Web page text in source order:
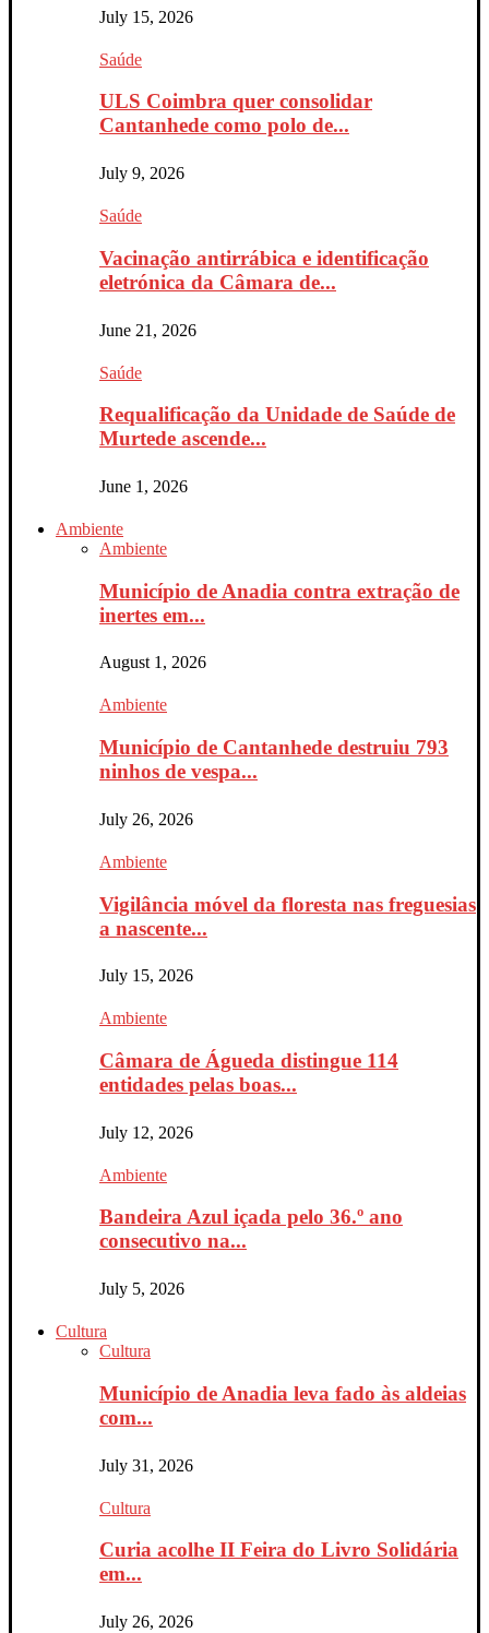
July 15, 2026
Saúde
ULS Coimbra quer consolidar
Cantanhede como polo de...
July 9, 2026
Saúde
Vacinação antirrábica e identificação
eletrónica da Câmara de...
June 21, 2026
Saúde
Requalificação da Unidade de Saúde de
Murtede ascende...
June 1, 2026
Ambiente
Ambiente
Município de Anadia contra extração de
inertes em...
August 1, 2026
Ambiente
Município de Cantanhede destruiu 793
ninhos de vespa...
July 26, 2026
Ambiente
Vigilância móvel da floresta nas freguesias
a nascente...
July 15, 2026
Ambiente
Câmara de Águeda distingue 114
entidades pelas boas...
July 12, 2026
Ambiente
Bandeira Azul içada pelo 36.º ano
consecutivo na...
July 5, 2026
Cultura
Cultura
Município de Anadia leva fado às aldeias
com...
July 31, 2026
Cultura
Curia acolhe II Feira do Livro Solidária
em...
July 26, 2026